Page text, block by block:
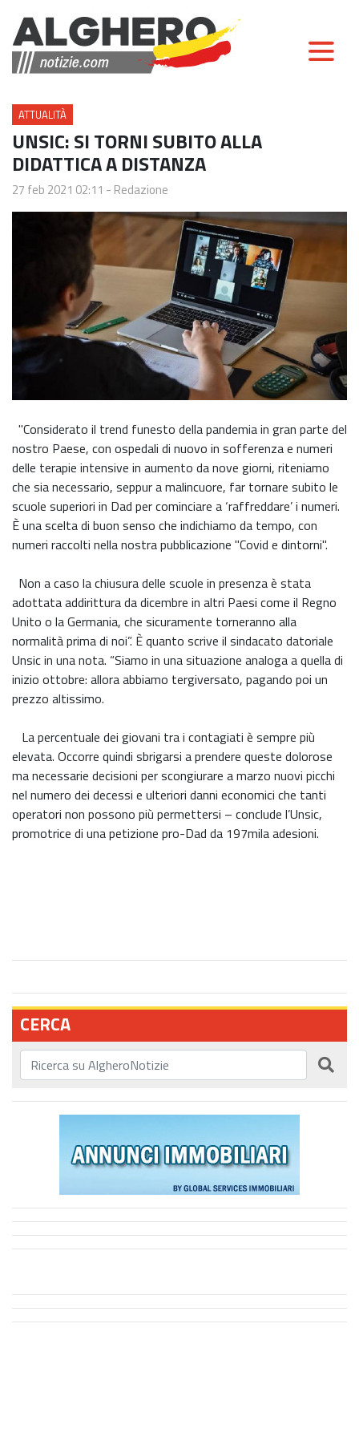
ATTUALITÀ
UNSIC: SI TORNI SUBITO ALLA
DIDATTICA A DISTANZA
27 feb 2021 02:11 - Redazione
"Considerato il trend funesto della pandemia in gran parte del
nostro Paese, con ospedali di nuovo in sofferenza e numeri
delle terapie intensive in aumento da nove giorni, riteniamo
che sia necessario, seppur a malincuore, far tornare subito le
scuole superiori in Dad per cominciare a ‘raffreddare’ i numeri.
È una scelta di buon senso che indichiamo da tempo, con
numeri raccolti nella nostra pubblicazione "Covid e dintorni".
Non a caso la chiusura delle scuole in presenza è stata
adottata addirittura da dicembre in altri Paesi come il Regno
Unito o la Germania, che sicuramente torneranno alla
normalità prima di noi”. È quanto scrive il sindacato datoriale
Unsic in una nota. “Siamo in una situazione analoga a quella di
inizio ottobre: allora abbiamo tergiversato, pagando poi un
prezzo altissimo.
La percentuale dei giovani tra i contagiati è sempre più
elevata. Occorre quindi sbrigarsi a prendere queste dolorose
ma necessarie decisioni per scongiurare a marzo nuovi picchi
nel numero dei decessi e ulteriori danni economici che tanti
operatori non possono più permettersi – conclude l’Unsic,
promotrice di una petizione pro-Dad da 197mila adesioni.
CERCA